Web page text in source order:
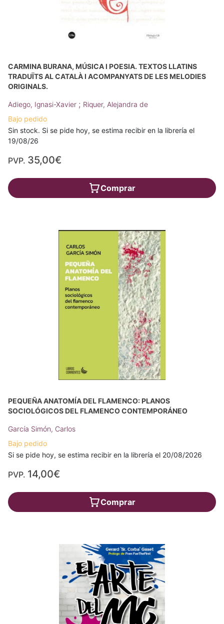
CARMINA BURANA, MÚSICA I POESIA. TEXTOS LLATINS
TRADUÏTS AL CATALÀ I ACOMPANYATS DE LES MELODIES
ORIGINALS.
Adiego, Ignasi-Xavier ; Riquer, Alejandra de
Bajo pedido
Sin stock. Si se pide hoy, se estima recibir en la librería el
19/08/26
PVP. 35,00€
Comprar
PEQUEÑA ANATOMÍA DEL FLAMENCO: PLANOS
SOCIOLÓGICOS DEL FLAMENCO CONTEMPORÁNEO
García Simón, Carlos
Bajo pedido
Si se pide hoy, se estima recibir en la librería el 20/08/2026
PVP. 14,00€
Comprar